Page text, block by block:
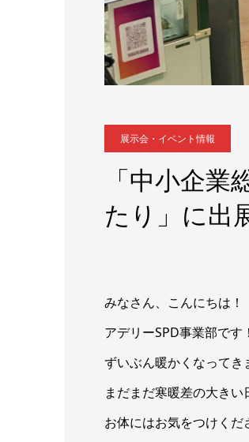
展示会・イベント情報
「中小企
たり」に出
みなさん、こんにちは！
アデリーSPD事業部です！
ずいぶん暖かくなってき
まだまだ寒暖差の大き
お体にはお気をつけくだ